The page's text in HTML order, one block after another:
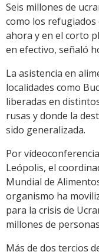
Seis millones de
como los refugiados
ahora y en el corto
en efectivo, señaló
La asistencia en
localidades como
liberadas en
rusas y donde la
sido generalizada.
Por
Leópolis, el
Mundial de
organismo ha
para la crisis de
millones de
Más de dos tercios